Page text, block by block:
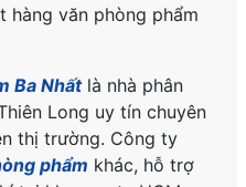
hàng văn phòng phẩm
Ba Nhấtlà nhà phân
Long uy tín chuyên
thị trường. Công ty
phẩm khác, hỗ trợ